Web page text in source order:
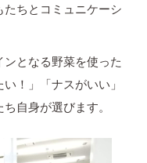
たちとコミュニケーシ
となる野菜を使った
！」「ナスがいい」
自身が選びます。